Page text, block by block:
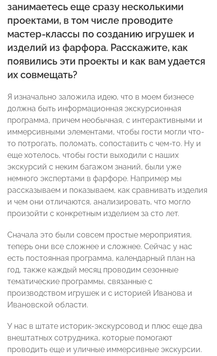
занимаетесь еще сразу несколькими
проектами, в том числе проводите
мастер-классы по созданию игрушек и
изделий из фарфора. Расскажите, как
появились эти проекты и как вам удается
их совмещать?
Я изначально заложила идею, что в моем бизнесе
должна быть информационная экскурсионная
программа, причем необычная, с интерактивными и
иммерсивными элементами, чтобы гости могли что-
то потрогать, поломать, сопоставить с чем-то. Ну и
еще хотелось, чтобы гости выходили с наших
экскурсий с неким багажом знаний, были уже
немного экспертами в фарфоре. Например мы
рассказываем и показываем, как сравнивать изделия
и чем они отличаются, анализировать, что могло
произойти с конкретным изделием за сто лет.
Сначала это были совсем простые мероприятия,
теперь они все сложнее и сложнее. Сейчас у нас
есть постоянная программа, календарный план на
год, также каждый месяц проводим сезонные
тематические программы, связанные с
производством игрушек и с историей Иванова и
Ивановской области.
У нас в штате историк-экскурсовод и плюс еще два
внештатных сотрудника, которые помогают
проводить еще и уличные иммерсивные экскурсии.